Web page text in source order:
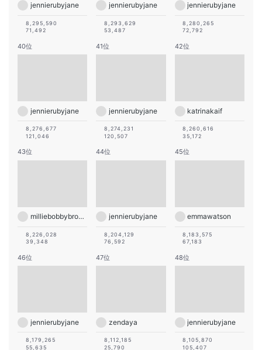
jennierubyjane
8,295,590
71,492
jennierubyjane
8,293,629
53,487
jennierubyjane
8,280,265
72,792
40位
jennierubyjane
8,276,677
121,046
41位
jennierubyjane
8,274,231
120,507
42位
katrinakaif
8,260,616
35,172
43位
milliebobbybrown
8,226,028
39,348
44位
jennierubyjane
8,204,129
76,592
45位
emmawatson
8,183,575
67,183
46位
jennierubyjane
8,179,265
55,635
47位
zendaya
8,112,185
25,790
48位
jennierubyjane
8,105,870
105,407